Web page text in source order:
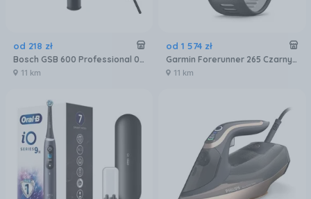
od 218 zł
Bosch GSB 600 Professional 06011A0320
11 km
od 1 574 zł
Garmin Forerunner 265 Czarny (010-02810-10)
11 km